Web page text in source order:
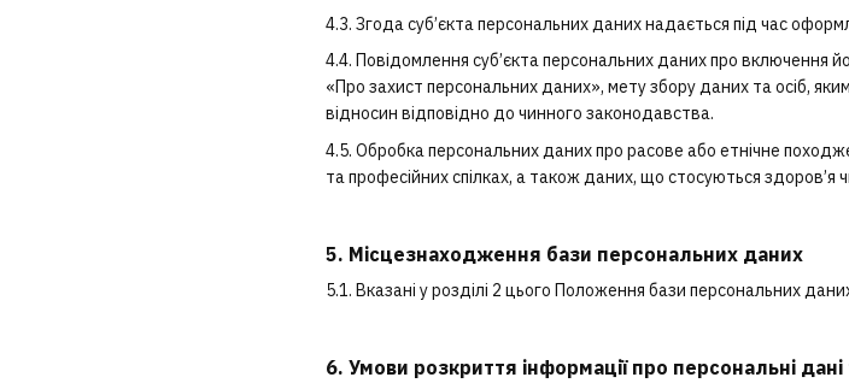
4.3. Згода суб’єкта персональних даних надається під час
4.4. Повідомлення суб’єкта персональних даних про включення
«Про захист персональних даних», мету збору даних та осіб,
відносин відповідно до чинного законодавства.
4.5. Обробка персональних даних про расове або етнічне
та професійних спілках, а також даних, що стосуються здоров’я
5. Місцезнаходження бази персональних даних
5.1. Вказані у розділі 2 цього Положення бази персональних
6. Умови розкриття інформації про персональні